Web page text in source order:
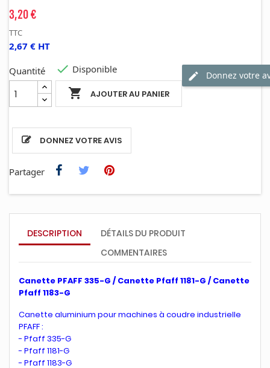
3,20 €
TTC
2,67 € HT
Quantité
 AJOUTER AU PANIER
 Disponible
DONNEZ VOTRE AVIS
Donnez votre
Partager
DESCRIPTION
DÉTAILS DU PRODUIT
COMMENTAIRES
Canette PFAFF 335-G / Canette Pfaff 1181-G / Canette
Pfaff 1183-G
Canette aluminium pour machines à coudre industrielle
PFAFF :
- Pfaff 335-G
- Pfaff 1181-G
- Pfaff 1183-G